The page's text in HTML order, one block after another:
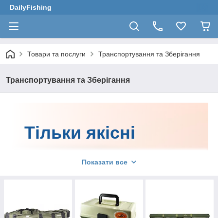
DailyFishing
Товари та послуги Транспортування та Зберігання
Транспортування та Зберігання
Тільки якісні
товари для
та зберігання від
Показати все